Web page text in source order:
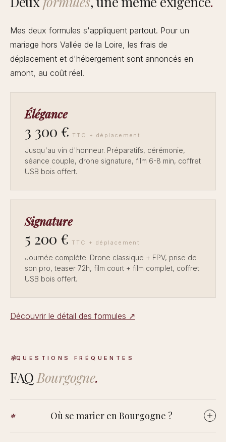
Mes deux formules s'appliquent partout. Pour un
mariage hors Vallée de la Loire, les frais de
déplacement et d'hébergement sont annoncés en
amont, au coût réel.
Élégance
3 300 € TTC + déplacement
Jusqu'au vin d'honneur. Préparatifs, cérémonie,
séance couple, drone signature, film 6-8 min, coffret
USB bois offert.
Signature
5 200 € TTC + déplacement
Journée complète. Drone classique + FPV, prise de
son pro, teaser 72h, film court + film complet, coffret
USB bois offert.
Découvrir le détail des formules ↗
QUESTIONS FRÉQUENTES
FAQBourgogne.
Où se marier en Bourgogne ?